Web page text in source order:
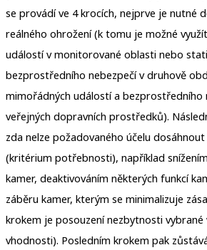
se provádí ve 4 krocích, nejprve je nutné
reálného ohrožení (k tomu je možné
událostí v monitorované oblasti nebo
bezprostředního nebezpečí v druhově
mimořádných událostí a bezprostředního
veřejných dopravních prostředků).
zda nelze požadovaného účelu
(kritérium potřebnosti), například
kamer, deaktivováním některých funkcí
záběru kamer, kterým se minimalizuje
krokem je posouzení nezbytnosti
vhodnosti). Posledním krokem pak